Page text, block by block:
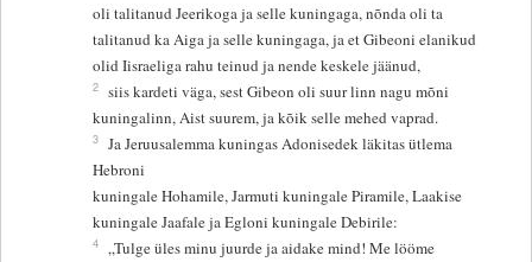
oli talitanud Jeerikoga ja selle kuningaga, nõnda oli ta
talitanud ka Aiga ja selle kuningaga, ja et Gibeoni elanikud
olid Iisraeliga rahu teinud ja nende keskele jäänud,
2 siis kardeti väga, sest Gibeon oli suur linn nagu mõni
kuningalinn, Aist suurem, ja kõik selle mehed vaprad.
3 Ja Jeruusalemma kuningas Adonisedek läkitas ütlema
Hebroni
kuningale Hohamile, Jarmuti kuningale Piramile, Laakise
kuningale Jaafale ja Egloni kuningale Debirile:
4 „Tulge üles minu juurde ja aidake mind! Me lööme